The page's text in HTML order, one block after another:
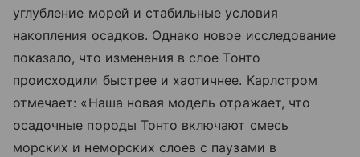
углубление морей и стабильные условия
накопления осадков. Однако новое исследование
показало, что изменения в слое Тонто
происходили быстрее и хаотичнее. Карлстром
отмечает: «Наша новая модель отражает, что
осадочные породы Тонто включают смесь
морских и неморских слоев с паузами в